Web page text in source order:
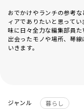
おでかけやランチの参考
ィアでありたいと思って
味に日々全力な編集部員た
出会ったモノや場所、琴
いきます。
ジャンル
暮らし